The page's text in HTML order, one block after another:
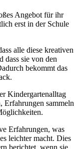
Angebot für ihr
erst in der Schule
alle diese kreativen
dass sie von den
bekommt das
Kindergartenalltag
Erfahrungen sammeln
Erfahrungen, was
leichter macht. Dies